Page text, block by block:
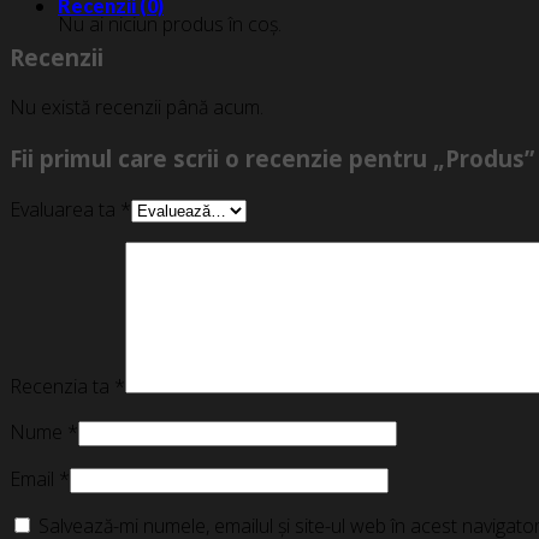
Nu ai niciun produs în coș.
Recenzii (0)
Recenzii
Nu există recenzii până acum.
Fii primul care scrii o recenzie pentru „Produs”
Evaluarea ta *
Recenzia ta *
Nume *
Email *
Salvează-mi numele, emailul și site-ul web în acest